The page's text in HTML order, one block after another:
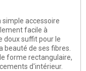
simple accessoire
facile à
doux suffit pour le
beauté de ses fibres.
forme rectangulaire,
d'intérieur.